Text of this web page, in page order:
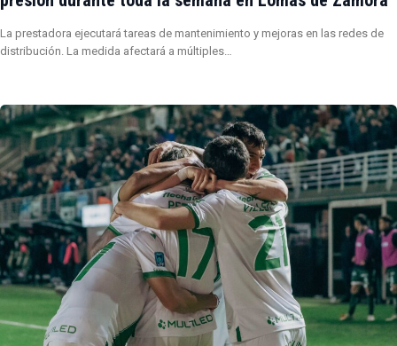
La prestadora ejecutará tareas de mantenimiento y mejoras en las redes de
distribución. La medida afectará a múltiples…